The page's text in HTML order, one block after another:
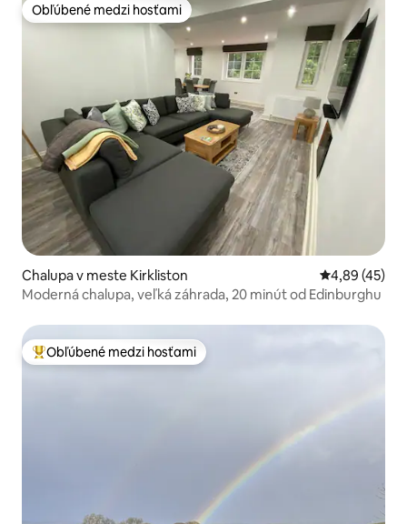
Obľúbené medzi hosťami
Obľúbené medzi hosťami
Chalupa v meste Kirkliston Priemerné
4,89 (45)
Moderná chalupa, veľká záhrada, 20 minút od Edinburghu
Najobľúbenejšie medzi hosťami
Obľúbené medzi hosťami